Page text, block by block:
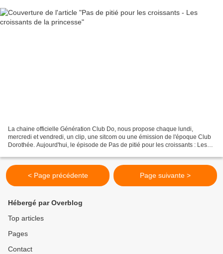
La chaine officielle Génération Club Do, nous propose chaque lundi,
mercredi et vendredi, un clip, une sitcom ou une émission de l'époque Club
Dorothée. Aujourd'hui, le épisode de Pas de pitié pour les croissants : Les
< Page précédente Page suivante >
Hébergé par Overblog
Top articles
Pages
Contact